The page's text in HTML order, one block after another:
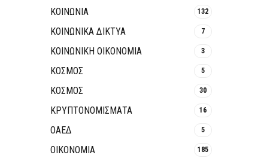
ΚΟΙΝΩΝΙΑ 132
ΚΟΙΝΩΝΙΚΆ ΔΊΚΤΥΑ 7
ΚΟΙΝΩΝΙΚΉ ΟΙΚΟΝΟΜΊΑ 3
ΚΟΣΜΟΣ 5
ΚΟΣΜΟΣ 30
ΚΡΥΠΤΟΝΟΜΊΣΜΑΤΑ 16
ΟΑΕΔ 5
ΟΙΚΟΝΟΜΙΑ 185